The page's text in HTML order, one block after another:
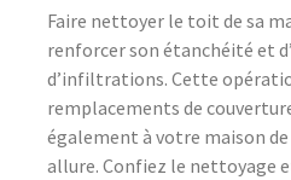
Faire nettoyer le toit de sa
renforcer son étanchéité et
d’infiltrations. Cette
remplacements de
également à votre maison
allure. Confiez le nettoyage